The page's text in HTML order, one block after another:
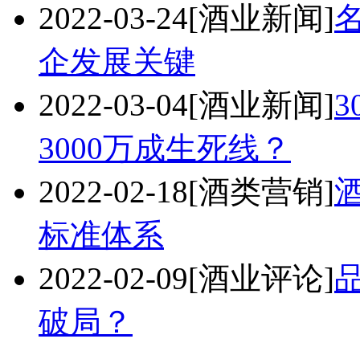
2022-03-24[酒业新闻]
企发展关键
2022-03-04[酒业新闻]
3000万成生死线？
2022-02-18[酒类营销]
标准体系
2022-02-09[酒业评论]
破局？